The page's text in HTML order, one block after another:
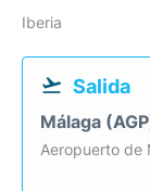
Iberia
Salida
Málaga
Aeropuerto de